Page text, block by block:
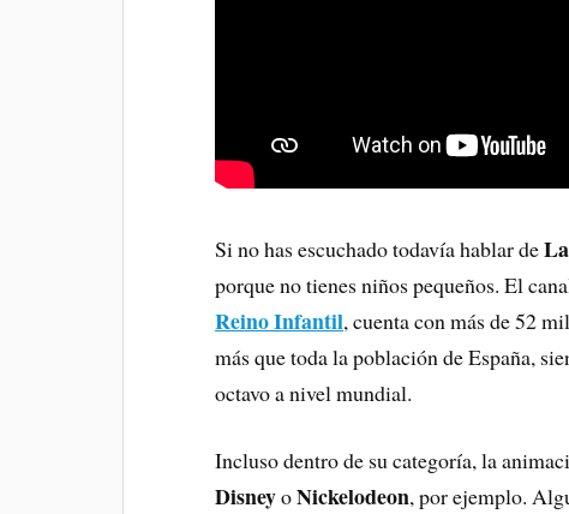
Si no has escuchado todavía hablar de
porque no tienes niños pequeños. El
Reino Infantil, cuenta con más de 52
más que toda la población de España,
octavo a nivel mundial.
Incluso dentro de su categoría, la
DisneyoNickelodeon, por ejemplo.